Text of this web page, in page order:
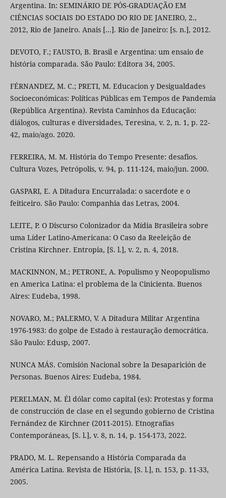
Argentina. In: SEMINÁRIO DE PÓS-GRADUAÇÃO EM
CIÊNCIAS SOCIAIS DO ESTADO DO RIO DE JANEIRO, 2.,
2012, Rio de Janeiro. Anais [...]. Rio de Janeiro: [s. n.], 2012.
DEVOTO, F.; FAUSTO, B. Brasil e Argentina: um ensaio de
história comparada. São Paulo: Editora 34, 2005.
FÉRNANDEZ, M. C.; PRETI, M. Educacion y Desigualdades
Socioeconómicas: Políticas Públicas em Tempos de Pandemia
(República Argentina). Revista Caminhos da Educação:
diálogos, culturas e diversidades, Teresina, v. 2, n. 1, p. 22-
42, maio/ago. 2020.
FERREIRA, M. M. História do Tempo Presente: desafios.
Cultura Vozes, Petrópolis, v. 94, p. 111-124, maio/jun. 2000.
GASPARI, E. A Ditadura Encurralada: o sacerdote e o
feiticeiro. São Paulo: Companhia das Letras, 2004.
LEITE, P. O Discurso Colonizador da Mídia Brasileira sobre
uma Líder Latino-Americana: O Caso da Reeleição de
Cristina Kirchner. Entropia, [S. l.], v. 2, n. 4, 2018.
MACKINNON, M.; PETRONE, A. Populismo y Neopopulismo
en America Latina: el problema de la Cinicienta. Buenos
Aires: Eudeba, 1998.
NOVARO, M.; PALERMO, V. A Ditadura Militar Argentina
1976-1983: do golpe de Estado à restauração democrática.
São Paulo: Edusp, 2007.
NUNCA MÁS. Comisión Nacional sobre la Desaparición de
Personas. Buenos Aires: Eudeba, 1984.
PERELMAN, M. Él dólar como capital (es): Protestas y forma
de construcción de clase en el segundo gobierno de Cristina
Fernández de Kirchner (2011-2015). Etnografías
Contemporáneas, [S. l.], v. 8, n. 14, p. 154-173, 2022.
PRADO, M. L. Repensando a História Comparada da
América Latina. Revista de História, [S. l.], n. 153, p. 11-33,
2005.